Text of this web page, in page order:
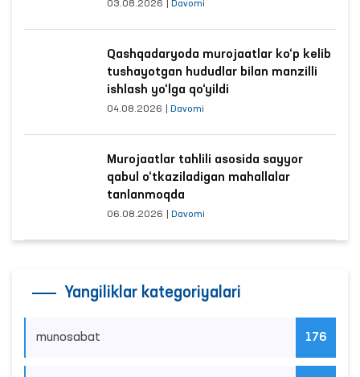
03.08.2026 Davomi
Qashqadaryoda murojaatlar ko‘p kelib
tushayotgan hududlar bilan manzilli
ishlash yo‘lga qo‘yildi
04.08.2026 Davomi
Murojaatlar tahlili asosida sayyor
qabul o‘tkaziladigan mahallalar
tanlanmoqda
06.08.2026 Davomi
Yangiliklar kategoriyalari
munosabat 176